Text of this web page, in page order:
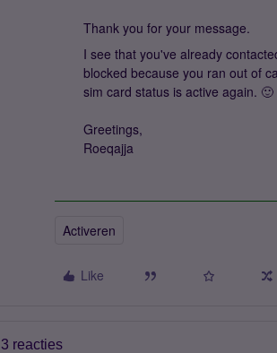
Thank you for your message.
I see that you've already
blocked because you ran out of
sim card status is active again. 🙂
Greetings,
Roeqajja
Activeren
Like
3 reacties